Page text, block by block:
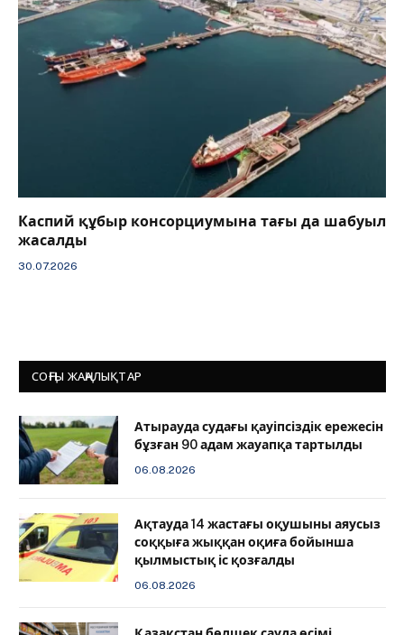
Каспий құбыр консорциумына тағы да шабуыл
жасалды
30.07.2026
СОҢҒЫ ЖАҢАЛЫҚТАР
Атырауда судағы қауіпсіздік ережесін
бұзған 90 адам жауапқа тартылды
06.08.2026
Ақтауда 14 жастағы оқушыны аяусыз
соққыға жыққан оқиға бойынша
қылмыстық іс қозғалды
06.08.2026